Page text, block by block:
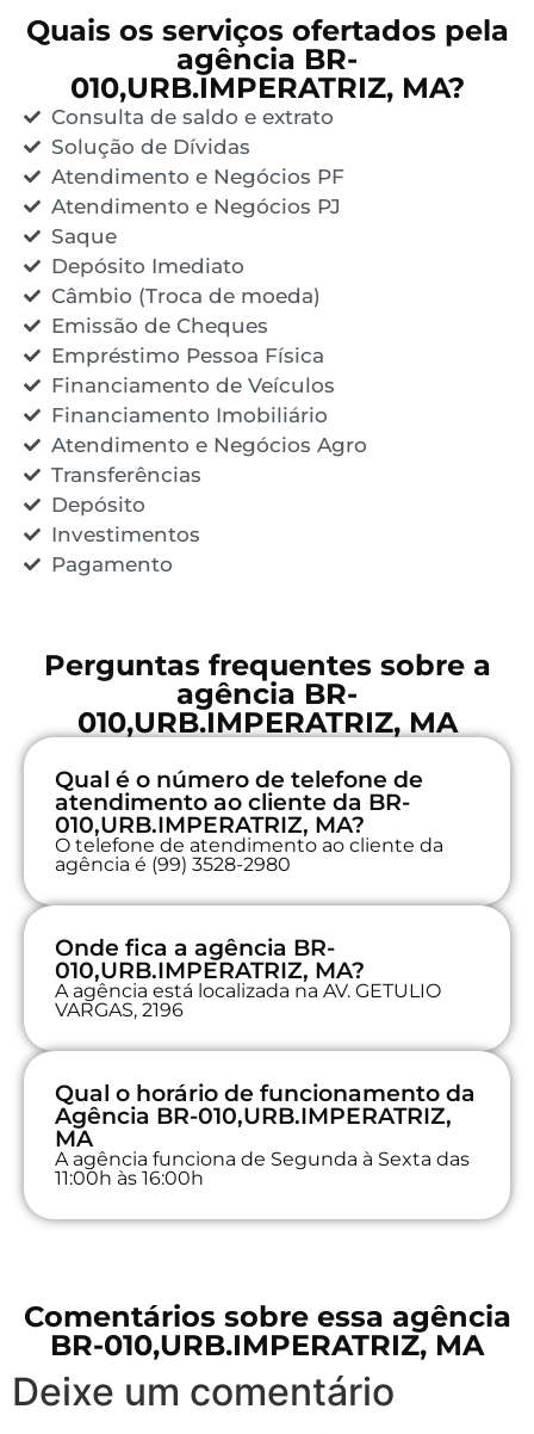
Quais os serviços ofertados pela
agência BR-
010,URB.IMPERATRIZ, MA?
Consulta de saldo e extrato
Solução de Dívidas
Atendimento e Negócios PF
Atendimento e Negócios PJ
Saque
Depósito Imediato
Câmbio (Troca de moeda)
Emissão de Cheques
Empréstimo Pessoa Física
Financiamento de Veículos
Financiamento Imobiliário
Atendimento e Negócios Agro
Transferências
Depósito
Investimentos
Pagamento
Perguntas frequentes sobre a
agência BR-
010,URB.IMPERATRIZ, MA
Qual é o número de telefone de
atendimento ao cliente da BR-
010,URB.IMPERATRIZ, MA?
O telefone de atendimento ao cliente da
agência é (99) 3528-2980
Onde fica a agência BR-
010,URB.IMPERATRIZ, MA?
A agência está localizada na AV. GETULIO
VARGAS, 2196
Qual o horário de funcionamento da
Agência BR-010,URB.IMPERATRIZ,
MA
A agência funciona de Segunda à Sexta das
11:00h às 16:00h
Comentários sobre essa agência
BR-010,URB.IMPERATRIZ, MA
Deixe um comentário